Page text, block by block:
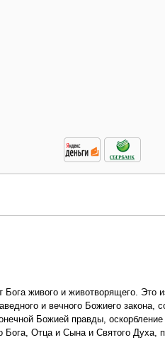
Бога живого и животворящего. Это
и вечного Божиего закона,
Божией правды, оскорбление
Бога, Отца и Сына и Святого